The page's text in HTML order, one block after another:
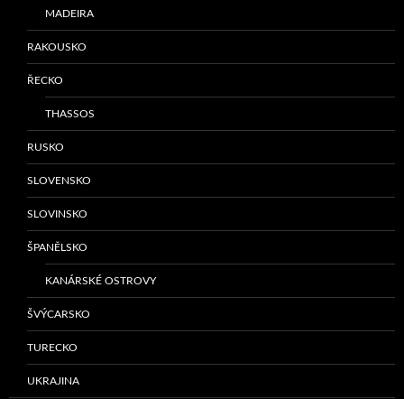
MADEIRA
RAKOUSKO
ŘECKO
THASSOS
RUSKO
SLOVENSKO
SLOVINSKO
ŠPANĚLSKO
KANÁRSKÉ OSTROVY
ŠVÝCARSKO
TURECKO
UKRAJINA